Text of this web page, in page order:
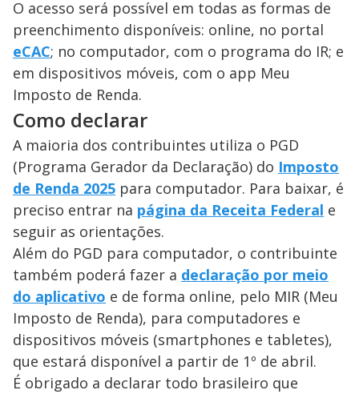
O acesso será possível em todas as formas de
preenchimento disponíveis: online, no portal
eCAC; no computador, com o programa do IR; e
em dispositivos móveis, com o app Meu
Imposto de Renda.
Como declarar
A maioria dos contribuintes utiliza o PGD
(Programa Gerador da Declaração) do Imposto
de Renda 2025 para computador. Para baixar, é
preciso entrar na página da Receita Federal e
seguir as orientações.
Além do PGD para computador, o contribuinte
também poderá fazer a declaração por meio
do aplicativo e de forma online, pelo MIR (Meu
Imposto de Renda), para computadores e
dispositivos móveis (smartphones e tabletes),
que estará disponível a partir de 1º de abril.
É obrigado a declarar todo brasileiro que